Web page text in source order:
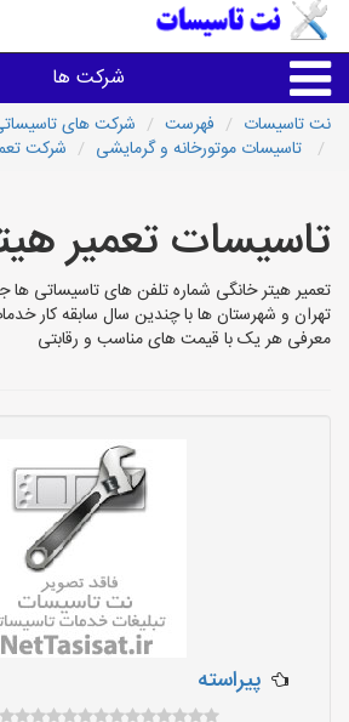
شرکت ها
خدمات تاسیسات
خدمات تاسیسات
سایر خدمات
نت تاسیسات فهرست
شرکت های
تاسیسات موتورخانه و گرمایشی
شرکت
تاسیسات تعمیر
تعمیر هیتر خانگی شماره تلفن های تاسیساتی ها
تهران و شهرستان ها با چندین سال سابقه کار
معرفی هر یک با قیمت های مناسب و رقابتی
پیراسته